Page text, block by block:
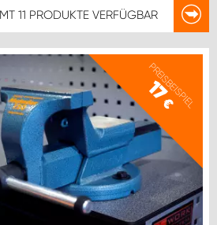
11 PRODUKTE VERFÜGBAR
PREISBEISPIEL
17
€